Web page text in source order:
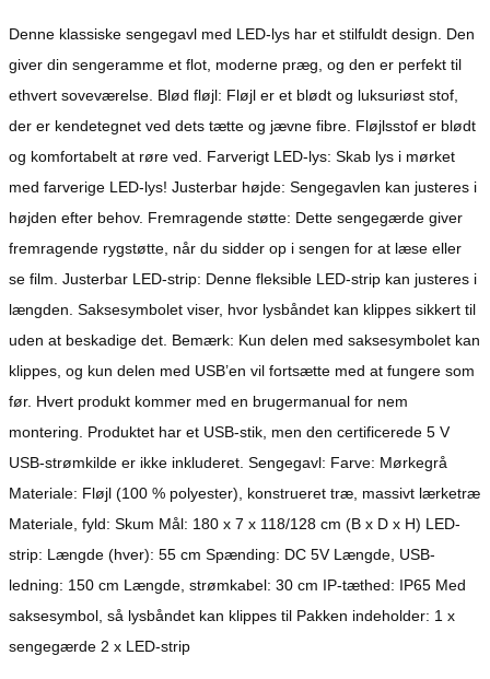
Denne klassiske sengegavl med LED-lys har et stilfuldt design. Den
giver din sengeramme et flot, moderne præg, og den er perfekt til
ethvert soveværelse. Blød fløjl: Fløjl er et blødt og luksuriøst stof,
der er kendetegnet ved dets tætte og jævne fibre. Fløjlsstof er blødt
og komfortabelt at røre ved. Farverigt LED-lys: Skab lys i mørket
med farverige LED-lys! Justerbar højde: Sengegavlen kan justeres i
højden efter behov. Fremragende støtte: Dette sengegærde giver
fremragende rygstøtte, når du sidder op i sengen for at læse eller
se film. Justerbar LED-strip: Denne fleksible LED-strip kan justeres i
længden. Saksesymbolet viser, hvor lysbåndet kan klippes sikkert til
uden at beskadige det. Bemærk: Kun delen med saksesymbolet kan
klippes, og kun delen med USB’en vil fortsætte med at fungere som
før. Hvert produkt kommer med en brugermanual for nem
montering. Produktet har et USB-stik, men den certificerede 5 V
USB-strømkilde er ikke inkluderet. Sengegavl: Farve: Mørkegrå
Materiale: Fløjl (100 % polyester), konstrueret træ, massivt lærketræ
Materiale, fyld: Skum Mål: 180 x 7 x 118/128 cm (B x D x H) LED-
strip: Længde (hver): 55 cm Spænding: DC 5V Længde, USB-
ledning: 150 cm Længde, strømkabel: 30 cm IP-tæthed: IP65 Med
saksesymbol, så lysbåndet kan klippes til Pakken indeholder: 1 x
sengegærde 2 x LED-strip